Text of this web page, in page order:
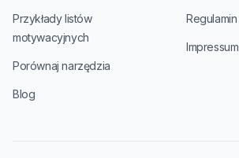
Przykłady listów
motywacyjnych
Porównaj narzędzia
Blog
Regulamin
Impressum